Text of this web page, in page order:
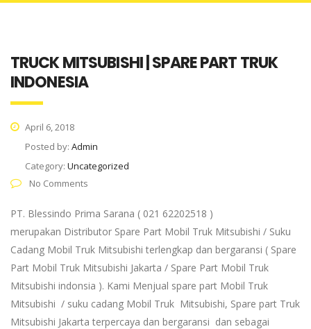
TRUCK MITSUBISHI | SPARE PART TRUK
INDONESIA
April 6, 2018
Posted by: Admin
Category: Uncategorized
No Comments
PT. Blessindo Prima Sarana ( 021 62202518 )
merupakan Distributor Spare Part Mobil Truk Mitsubishi / Suku
Cadang Mobil Truk Mitsubishi terlengkap dan bergaransi ( Spare
Part Mobil Truk Mitsubishi Jakarta / Spare Part Mobil Truk
Mitsubishi indonsia ). Kami Menjual spare part Mobil Truk
Mitsubishi / suku cadang Mobil Truk Mitsubishi, Spare part Truk
Mitsubishi Jakarta terpercaya dan bergaransi dan sebagai